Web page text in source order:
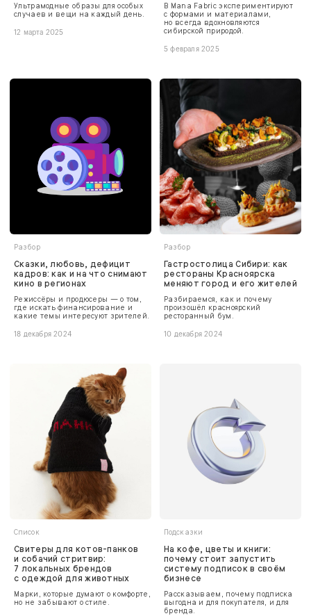
Ультрамодные образы для особых
случаев и вещи на каждый день.
12 марта 2025
В Mana Fabric экспериментируют
с формами и материалами,
но всегда вдохновляются
сибирской природой.
5 февраля 2025
Разбор
Сказки, любовь, дефицит
кадров: как и на что снимают
кино в регионах
Режиссёры и продюсеры — о том,
где искать финансирование и
какие темы интересуют зрителей.
18 декабря 2024
Разбор
Гастростолица Сибири: как
рестораны Красноярска
меняют город и его жителей
Разбираемся, как и почему
произошёл красноярский
ресторанный бум.
10 декабря 2024
Список
Свитеры для котов-панков
и собачий стритвир:
7 локальных брендов
с одеждой для животных
Марки, которые думают о комфорте,
но не забывают о стиле.
Подсказки
На кофе, цветы и книги:
почему стоит запустить
систему подписок в своём
бизнесе
Рассказываем, почему подписка
выгодна и для покупателя, и для
бренда.